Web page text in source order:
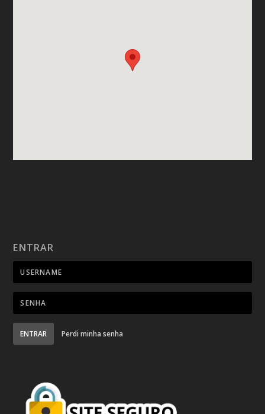
ENTRAR
ENTRAR Perdi minha senha